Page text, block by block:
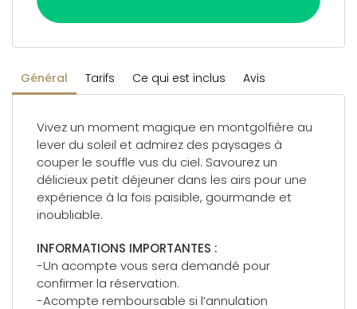
Général Tarifs Ce qui est inclus Avis
Vivez un moment magique en montgolfière au
lever du soleil et admirez des paysages à
couper le souffle vus du ciel. Savourez un
délicieux petit déjeuner dans les airs pour une
expérience à la fois paisible, gourmande et
inoubliable.
INFORMATIONS IMPORTANTES :
-Un acompte vous sera demandé pour
confirmer la réservation.
-Acompte remboursable si l’annulation